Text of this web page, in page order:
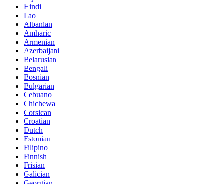
Hindi
Lao
Albanian
Amharic
Armenian
Azerbaijani
Belarusian
Bengali
Bosnian
Bulgarian
Cebuano
Chichewa
Corsican
Croatian
Dutch
Estonian
Filipino
Finnish
Frisian
Galician